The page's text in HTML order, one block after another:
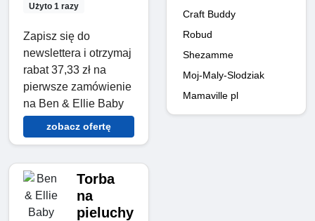
Użyto 1 razy
Zapisz się do
newslettera i otrzymaj
rabat 37,33 zł na
pierwsze zamówienie
na Ben & Ellie Baby
zobacz ofertę
Torba
na
pieluchy
Craft Buddy
Robud
Shezamme
Moj-Maly-Slodziak
Mamaville pl